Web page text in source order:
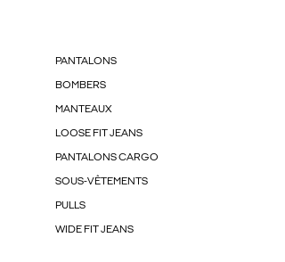
PANTALONS
BOMBERS
MANTEAUX
LOOSE FIT JEANS
PANTALONS CARGO
SOUS-VÊTEMENTS
PULLS
WIDE FIT JEANS